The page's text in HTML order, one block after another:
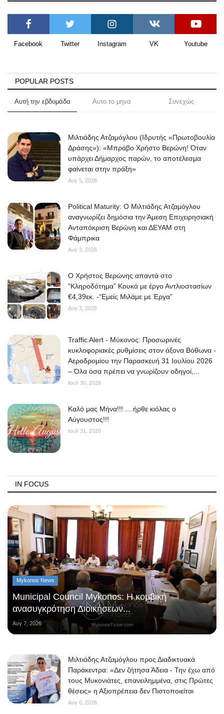
Facebook Twitter Instagram VK Youtube
POPULAR POSTS
Αυτή την εβδομάδα Αυτο το μηνα Συνεχώς
Μιλτιάδης Ατζαμόγλου (Ιδρυτής «Πρωτοβουλία
Δράσης»): «Μπράβο Χρήστο Βερώνη! Όταν
υπάρχει Δήμαρχος παρών, το αποτέλεσμα
φαίνεται στην πράξη»
Αυγ 5, 2026
Political Maturity: Ο Μιλτιάδης Ατζαμόγλου
αναγνωρίζει δημόσια την Άμεση Επιχειρησιακή
Ανταπόκριση Βερώνη και ΔΕΥΑΜ στη
Φάμπρικα
Αυγ 3, 2026
O Χρήστος Βερώνης απαντά στο
“Κληροδότημα” Κουκά με έργο Αντλιοστασίων
€4,39εκ. -“Εμείς Μιλάμε με Έργα”
Αυγ 3, 2026
Traffic Alert - Μύκονος: Προσωρινές
κυκλοφοριακές ρυθμίσεις στον άξονα Βόθωνα -
Αεροδρομίου την Παρασκευή 31 Ιουλίου 2026
– Όλα όσα πρέπει να γνωρίζουν οδηγοί,...
Ιουλ 30, 2026
Kαλό μας Μήνα!!! ... ήρθε κιόλας ο
Αύγουστος!!!
Ιουλ 31, 2020
IN FOCUS
Mykonos News
Municipal Council Mykonos: Η κομβική
ανασυγκρότηση Διοικήσεων...
Αυγ 7, 2026
Μιλτιάδης Ατζαμόγλου προς Διαδικτυακά
Παράκεντρα: «Δεν ζήτησα Άδεια - Την έχω από
τους Μυκονιάτες, επανειλημμένα, στις Πρώτες
θέσεις» η Αξιοπρέπεια δεν Πιστοποιείται
Αυγ 6, 2026